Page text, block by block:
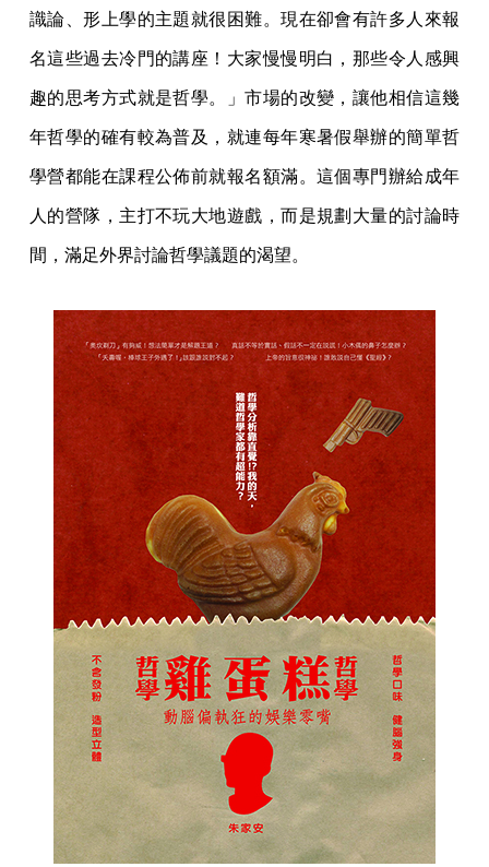
識論、形上學的主題就很困難。現在卻會有許多人來報
名這些過去冷門的講座！大家慢慢明白，那些令人感興
趣的思考方式就是哲學。」市場的改變，讓他相信這幾
年哲學的確有較為普及，就連每年寒暑假舉辦的簡單哲
學營都能在課程公佈前就報名額滿。這個專門辦給成年
人的營隊，主打不玩大地遊戲，而是規劃大量的討論時
間，滿足外界討論哲學議題的渴望。